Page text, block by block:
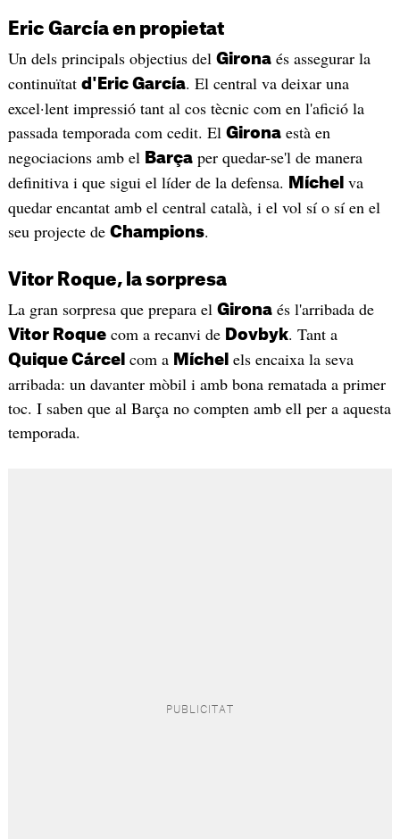
Eric García en propietat
Un dels principals objectius del Gironaés assegurar la
continuïtat d'Eric García. El central va deixar una
excel·lent impressió tant al cos tècnic com en l'afició la
passada temporada com cedit. El Gironaestà en
negociacions amb el Barçaper quedar-se'l de manera
definitiva i que sigui el líder de la defensa.
Míchel va
quedar encantat amb el central català, i el vol sí o sí en el
seu projecte de Champions.
Vitor Roque, la sorpresa
La gran sorpresa que prepara el Gironaés l'arribada de
Vitor Roquecom a recanvi de Dovbyk. Tant a
Quique Cárcel com a Míchel els encaixa la seva
arribada: un davanter mòbil i amb bona rematada a primer
toc. I saben que al Barça no compten amb ell per a aquesta
temporada.